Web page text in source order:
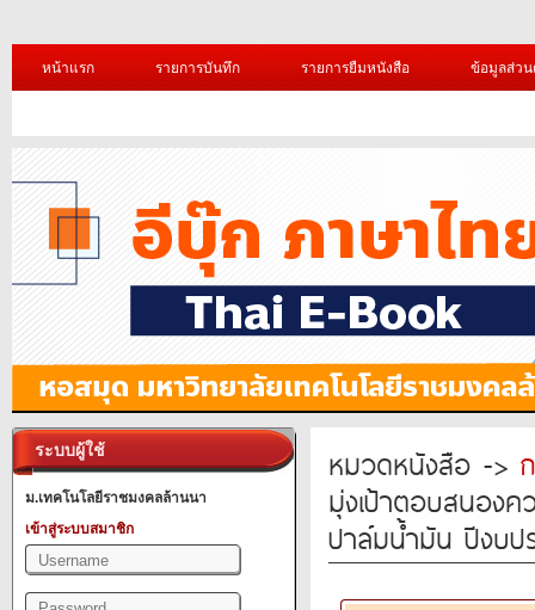
หน้าแรก รายการบันทึก รายการยืมหนังสือ ข้อมูลส่ว
ระบบผู้ใช้
ม.เทคโนโลยีราชมงคลล้านนา
เข้าสู่ระบบสมาชิก
หมวดหนังสือ ->
มุ่งเป้าตอบสนองค
ปาล์มน้ำมัน ปีงบป